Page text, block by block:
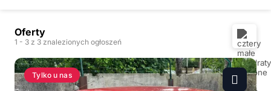
Oferty
1 - 3 z 3 znalezionych ogłoszeń
Tylko u nas